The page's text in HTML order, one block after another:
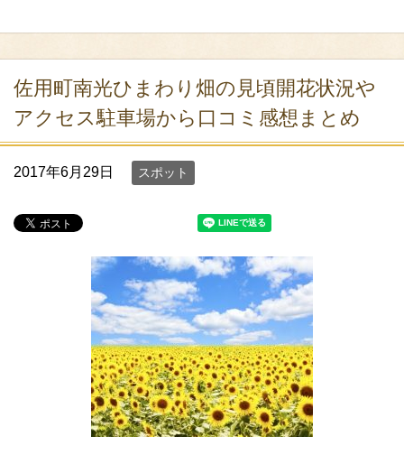
佐用町南光ひまわり畑の見頃開花状況や
アクセス駐車場から口コミ感想まとめ
2017年6月29日 スポット